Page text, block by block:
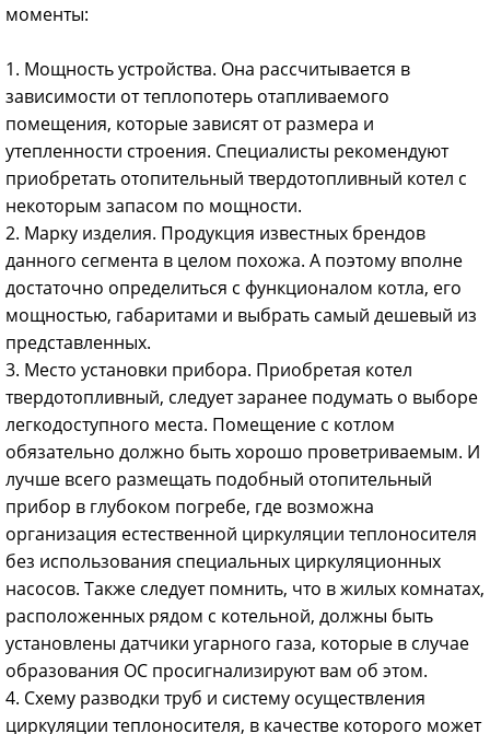
моменты:
1. Мощность устройства. Она рассчитывается в
зависимости от теплопотерь отапливаемого
помещения, которые зависят от размера и
утепленности строения. Специалисты рекомендуют
приобретать отопительный твердотопливный котел с
некоторым запасом по мощности.
2. Марку изделия. Продукция известных брендов
данного сегмента в целом похожа. А поэтому вполне
достаточно определиться с функционалом котла, его
мощностью, габаритами и выбрать самый дешевый из
представленных.
3. Место установки прибора. Приобретая котел
твердотопливный, следует заранее подумать о выборе
легкодоступного места. Помещение с котлом
обязательно должно быть хорошо проветриваемым. И
лучше всего размещать подобный отопительный
прибор в глубоком погребе, где возможна
организация естественной циркуляции теплоносителя
без использования специальных циркуляционных
насосов. Также следует помнить, что в жилых комнатах,
расположенных рядом с котельной, должны быть
установлены датчики угарного газа, которые в случае
образования ОС просигнализируют вам об этом.
4. Схему разводки труб и систему осуществления
циркуляции теплоносителя, в качестве которого может